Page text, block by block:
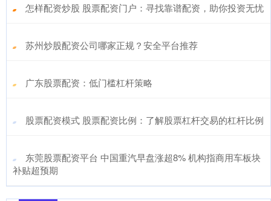
​怎样配资炒股 股票配资门户：寻找靠谱配资，助你投资无忧
​苏州炒股配资公司哪家正规？安全平台推荐
​广东股票配资：低门槛杠杆策略
​股票配资模式 股票配资比例：了解股票杠杆交易的杠杆比例
​东莞股票配资平台 中国重汽早盘涨超8% 机构指商用车板块
补贴超预期